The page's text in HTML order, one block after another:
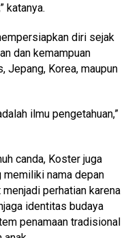
katanya.
diri sejak
dan kemampuan
Jepang, Korea, maupun
ilmu pengetahuan,”
canda, Koster juga
nama depan
perhatian karena
identitas budaya
penamaan tradisional